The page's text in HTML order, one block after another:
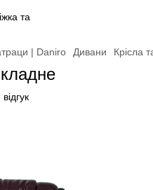
| Daniro Дивани Крісла